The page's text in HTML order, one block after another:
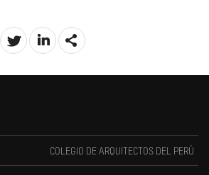
COLEGIO DE ARQUITECTOS DEL PERÚ